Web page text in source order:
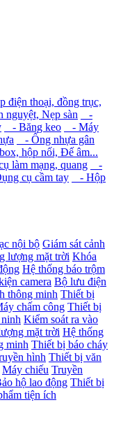
điện thoại, đồng trục,
nguyệt, Nẹp sàn
-
- Băng keo
- Máy
- Ống nhựa gân
hộp nối, Đế âm...
làm mạng, quang
-
cụ cầm tay
- Hộp
nội bộ Giám sát cảnh
lượng mặt trời Khóa
Hệ thống báo trộm
camera Bộ lưu điện
thông minh Thiết bị
chấm công Thiết bị
Kiểm soát ra vào
mặt trời Hệ thống
minh Thiết bị báo cháy
hình Thiết bị văn
Máy chiếu Truyền
hộ lao động Thiết bị
tiện ích